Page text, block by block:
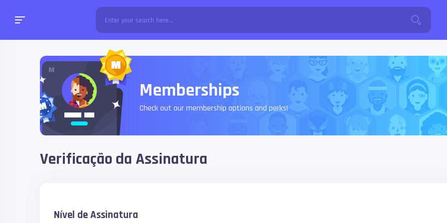
Memberships
Check out our membership options and perks!
Verificação da Assinatura
Nível de Assinatura